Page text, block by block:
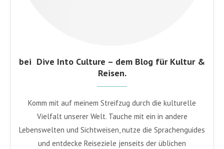
bei Dive Into Culture – dem Blog für Kultur &
Reisen.
Komm mit auf meinem Streifzug durch die kulturelle
Vielfalt unserer Welt. Tauche mit ein in andere
Lebenswelten und Sichtweisen, nutze die Sprachenguides
und entdecke Reiseziele jenseits der üblichen